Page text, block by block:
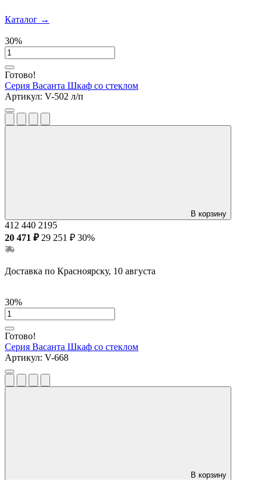
Каталог →
30%
Готово!
Серия Васанта Шкаф со стеклом
Артикул: V-502 л/п
В корзину
412 440 2195
20 471 ₽ 29 251 ₽ 30%
Доставка по Красноярску, 10 августа
30%
Готово!
Серия Васанта Шкаф со стеклом
Артикул: V-668
В корзину